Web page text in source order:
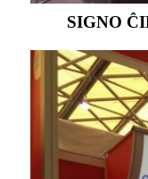
SIGNO